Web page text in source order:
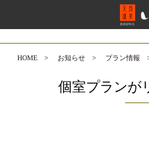
HOME > お知らせ > プラン情報
個室プランが